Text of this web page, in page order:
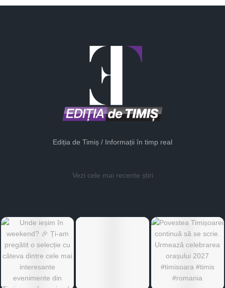
Ediția de Timiș / Informații în timp real
Vezi cele mai recente știri